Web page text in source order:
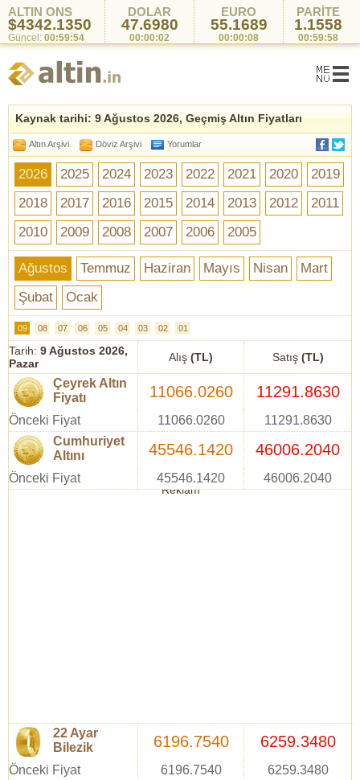
ALTIN ONS
$4342.1350
Güncel: 00:59:54
DOLAR
47.6980
00:00:02
EURO
55.1689
00:00:08
PARİTE
1.1558
00:59:58
Kaynak tarihi: 9 Ağustos 2026, Geçmiş Altın Fiyatları
Altın Arşivi Döviz Arşivi Yorumlar
2026 2025 2024 2023 2022 2021 2020
2019
2018
2017 2016 2015 2014 2013 2012
2011
2010
2009 2008 2007 2006 2005
Ağustos Temmuz Haziran Mayıs Nisan
Mart
Şubat
Ocak
09 08 07 06 05 04 03 02 01
Tarih: 9 Ağustos 2026,
Pazar
Alış (TL) Satış (TL)
Çeyrek Altın
Fiyatı
11066.0260 11291.8630
Önceki Fiyat 11066.0260
11291.8630
Cumhuriyet
Altını
45546.1420 46006.2040
Önceki Fiyat 45546.1420 46006.2040
Reklam
22 Ayar
Bilezik
6196.7540 6259.3480
Önceki Fiyat 6196.7540
6259.3480